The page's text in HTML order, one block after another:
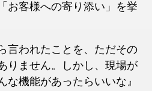
お客様への寄り添い」を挙
言われたことを、ただその
りません。しかし、現場が
な機能があったらいいな』